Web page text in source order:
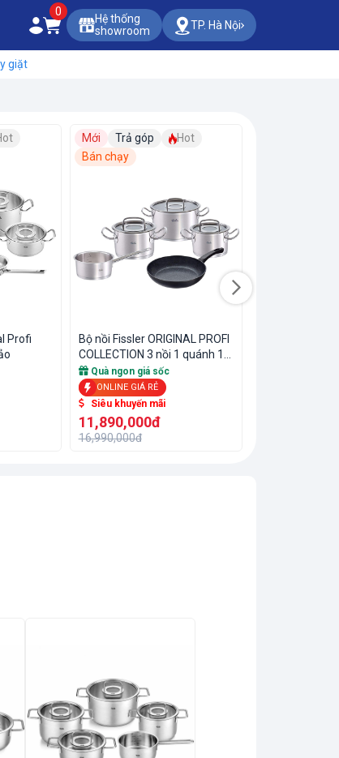
0
Hệ thống
showroom
TP. Hà Nội
giặt
Profi
Mới Trả góp
Hot
Bán chạy
Bộ nồi Fissler ORIGINAL PROFI
COLLECTION 3 nồi 1 quánh 1
chảoQuà ngon giá sốc
ONLINE GIÁ RẺ
Siêu khuyến mãi
11,890,000đ
16,990,000đ